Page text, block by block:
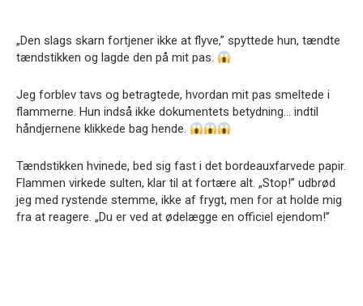
„Den slags skarn fortjener ikke at flyve,” spyttede hun, tændte
tændstikken og lagde den på mit pas.
Jeg forblev tavs og betragtede, hvordan mit pas smeltede i
flammerne. Hun indså ikke dokumentets betydning… indtil
håndjernene klikkede bag hende.
Tændstikken hvinede, bed sig fast i det bordeauxfarvede papir.
Flammen virkede sulten, klar til at fortære alt. „Stop!” udbrød
jeg med rystende stemme, ikke af frygt, men for at holde mig
fra at reagere. „Du er ved at ødelægge en officiel ejendom!”